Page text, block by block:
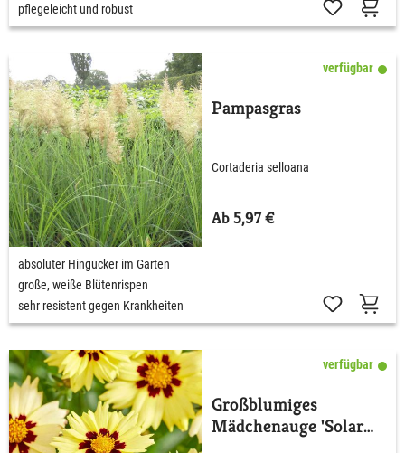
pflegeleicht und robust
verfügbar
Pampasgras
Cortaderia selloana
Ab 5,97 €
absoluter Hingucker im Garten
große, weiße Blütenrispen
sehr resistent gegen Krankheiten
verfügbar
Großblumiges
Mädchenauge 'Solar